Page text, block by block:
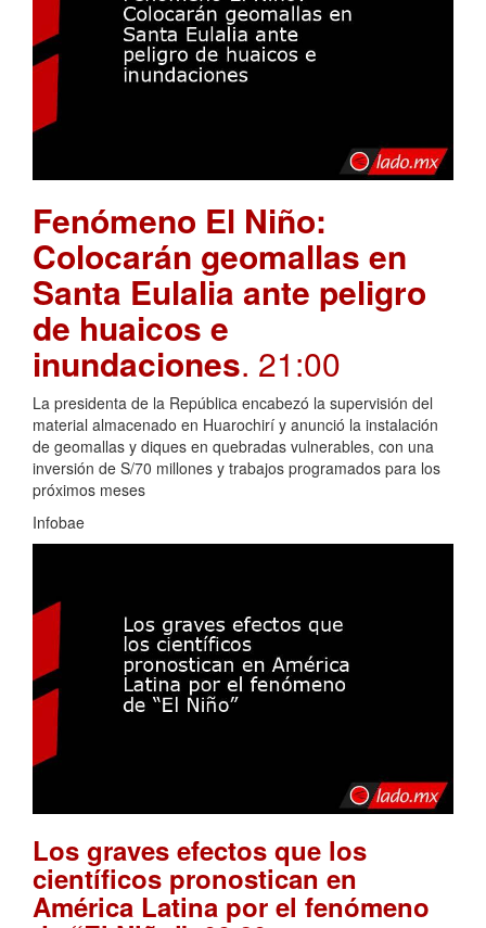
Fenómeno El Niño:
Colocarán geomallas en
Santa Eulalia ante peligro
de huaicos e
inundaciones. 21:00
La presidenta de la República encabezó la supervisión del
material almacenado en Huarochirí y anunció la instalación
de geomallas y diques en quebradas vulnerables, con una
inversión de S/70 millones y trabajos programados para los
próximos meses
Infobae
Los graves efectos que los
científicos pronostican en
América Latina por el fenómeno